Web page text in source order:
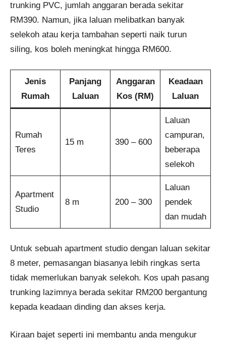
trunking PVC, jumlah anggaran berada sekitar
RM390. Namun, jika laluan melibatkan banyak
selekoh atau kerja tambahan seperti naik turun
siling, kos boleh meningkat hingga RM600.
Jenis
Rumah
Panjang
Laluan
Anggaran
Kos (RM)
Keadaan
Laluan
Rumah
Teres
15 m 390 – 600
Laluan
campuran,
beberapa
selekoh
Apartment
Studio
8 m 200 – 300
Laluan
pendek
dan mudah
Untuk sebuah apartment studio dengan laluan sekitar
8 meter, pemasangan biasanya lebih ringkas serta
tidak memerlukan banyak selekoh. Kos upah pasang
trunking lazimnya berada sekitar RM200 bergantung
kepada keadaan dinding dan akses kerja.
Kiraan bajet seperti ini membantu anda mengukur